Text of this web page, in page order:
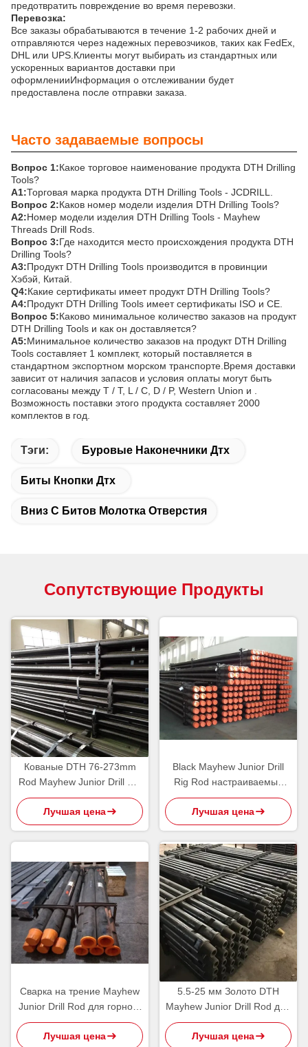
предотвратить повреждение во время перевозки.
Перевозка:
Все заказы обрабатываются в течение 1-2 рабочих дней и
отправляются через надежных перевозчиков, таких как FedEx,
DHL или UPS.Клиенты могут выбирать из стандартных или
ускоренных вариантов доставки при
оформленииИнформация о отслеживании будет
предоставлена после отправки заказа.
Часто задаваемые вопросы
Вопрос 1:Какое торговое наименование продукта DTH Drilling
Tools?
А1:Торговая марка продукта DTH Drilling Tools - JCDRILL.
Вопрос 2:Каков номер модели изделия DTH Drilling Tools?
А2:Номер модели изделия DTH Drilling Tools - Mayhew
Threads Drill Rods.
Вопрос 3:Где находится место происхождения продукта DTH
Drilling Tools?
А3:Продукт DTH Drilling Tools производится в провинции
Хэбэй, Китай.
Q4:Какие сертификаты имеет продукт DTH Drilling Tools?
А4:Продукт DTH Drilling Tools имеет сертификаты ISO и CE.
Вопрос 5:Каково минимальное количество заказов на продукт
DTH Drilling Tools и как он доставляется?
A5:Минимальное количество заказов на продукт DTH Drilling
Tools составляет 1 комплект, который поставляется в
стандартном экспортном морском транспорте.Время доставки
зависит от наличия запасов и условия оплаты могут быть
согласованы между T / T, L / C, D / P, Western Union и .
Возможность поставки этого продукта составляет 2000
комплектов в год.
Тэги: Буровые Наконечники Дтх
Биты Кнопки Дтх
Вниз С Битов Молотка Отверстия
Сопутствующие Продукты
Кованые DTH 76-273mm
Rod Mayhew Junior Drill Rig
инструменты для глубоких
бурений
Лучшая цена
Black Mayhew Junior Drill
Rig Rod настраиваемый
для бурения скважин для
воды
Лучшая цена
Сварка на трение Mayhew
Junior Drill Rod для горного
оборудования для бурения
Лучшая цена
5.5-25 мм Золото DTH
Mayhew Junior Drill Rod для
тяжелой формовки и
точного бурения
Лучшая цена